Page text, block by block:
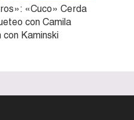
«Cuco» Cerda
con Camila
Kaminski